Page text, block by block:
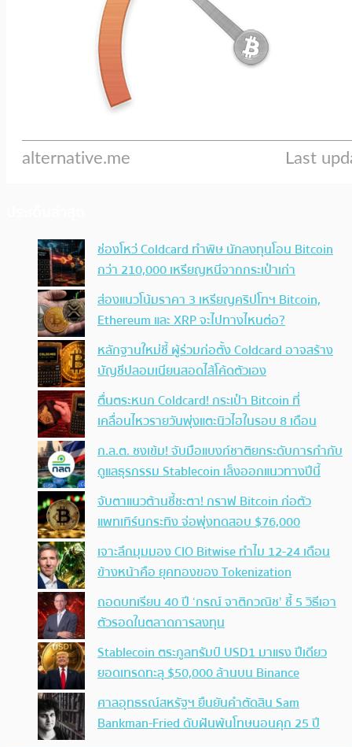
ช่องโหว่ Coldcard ทำพิษ นักลงทุนโอน Bitcoin
กว่า 210,000 เหรียญหนีจากกระเป๋าเก่า
ส่องแนวโน้มราคา 3 เหรียญคริปโทฯ Bitcoin,
Ethereum และ XRP จะไปทางไหนต่อ?
หลักฐานใหม่ชี้ ผู้ร่วมก่อตั้ง Coldcard อาจสร้าง
บัญชีปลอมเนียนสอดไส้โค้ดตัวเอง
ตื่นตระหนก Coldcard! กระเป๋า Bitcoin ที่
เคลื่อนไหวรายวันพุ่งแตะนิวไฮในรอบ 8 เดือน
ก.ล.ต. ชงเข้ม! จับมือแบงก์ชาติยกระดับการกำกับ
ดูแลธุรกรรม Stablecoin เล็งออกแนวทางปีนี้
จับตาแนวต้านชี้ชะตา! กราฟ Bitcoin ก่อตัว
แพทเทิร์นกระทิง จ่อพุ่งทดสอบ $76,000
เจาะลึกมุมมอง CIO Bitwise ทำไม 12-24 เดือน
ข้างหน้าคือ ยุคทองของ Tokenization
ถอดบทเรียน 40 ปี ‘กรณ์ จาติกวณิช’ ชี้ 5 วิธีเอา
ตัวรอดในตลาดการลงทุน
Stablecoin ตระกูลทรัมป์ USD1 มาแรง ปีเดียว
ยอดเทรดทะลุ $50,000 ล้านบน Binance
ศาลอุทธรณ์สหรัฐฯ ยืนยันคำตัดสิน Sam
Bankman-Fried ดับฝันพ้นโทษนอนคุก 25 ปี